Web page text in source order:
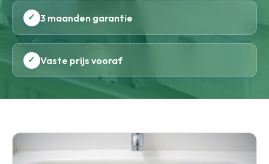
✓ 3 maanden garantie
✓ Vaste prijs vooraf